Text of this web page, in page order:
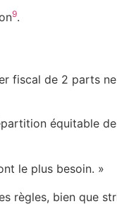
9.
fiscal de 2 parts
équitable
le plus besoin. »
règles, bien que